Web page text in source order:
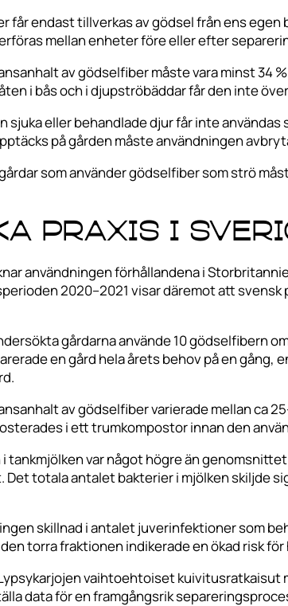
får endast tillverkas av gödsel från ens egen
mellan enheter före eller efter
av gödselfiber måste vara minst 34
i bås och i djupströbäddar får den inte
sjuka eller behandlade djur får inte
på gården måste användningen
som använder gödselfiber som strö
praxis i
användningen förhållandena i
2020–2021 visar däremot att svensk
gårdarna använde 10 gödselfibern
en gård hela årets behov på en gång,
av gödselfiber varierade mellan ca
i ett trumkompostor innan den
tankmjölken var något högre än
Det totala antalet bakterier i mjölken skiljde
skillnad i antalet juverinfektioner som
torra fraktionen indikerade en ökad risk
vaihtoehtoiset kuivitusratkaisut
data för en framgångsrik